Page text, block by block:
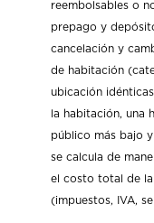
reembolsables o
prepago y
cancelación y
de habitación
ubicación
la habitación, una
público más bajo
se calcula de
el costo total de la
(impuestos, IVA,